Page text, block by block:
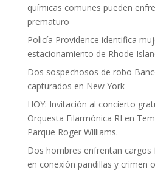
químicas comunes pueden
prematuro
Policía Providence identifica
estacionamiento de Rhode
Dos sospechosos de robo
capturados en New York
HOY: Invitación al concierto
Orquesta Filarmónica RI en
Parque Roger Williams.
Dos hombres enfrentan cargos
en conexión pandillas y crimen